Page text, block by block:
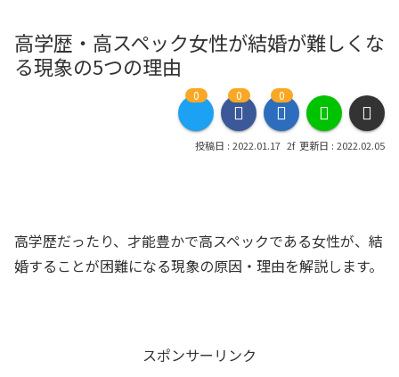
高学歴・高スペック女性が結婚が難しくな
る現象の5つの理由
0 0 0
2022.01.17 2022.02.05
高学歴だったり、才能豊かで高スペックである女性が、結
婚することが困難になる現象の原因・理由を解説します。
スポンサーリンク